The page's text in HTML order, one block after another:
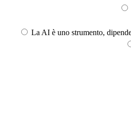
La AI è uno strumento,